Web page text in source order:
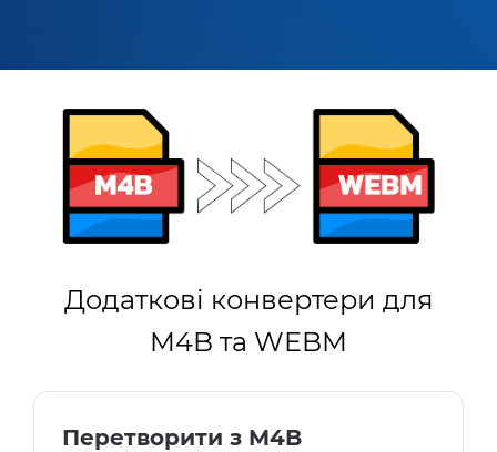
Додаткові конвертери для
M4B та WEBM
Перетворити з M4B